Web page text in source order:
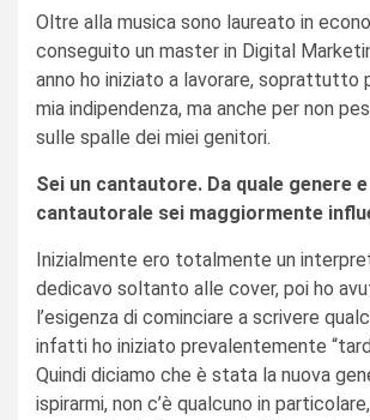
Oltre alla musica sono laureato in
conseguito un master in Digital
anno ho iniziato a lavorare, soprattutto
mia indipendenza, ma anche per non
sulle spalle dei miei genitori.
Sei un cantautore. Da quale genere
cantautorale sei maggiormente
Inizialmente ero totalmente un
dedicavo soltanto alle cover, poi ho
l’esigenza di cominciare a scrivere
infatti ho iniziato prevalentemente
Quindi diciamo che è stata la nuova
ispirarmi, non c’è qualcuno in